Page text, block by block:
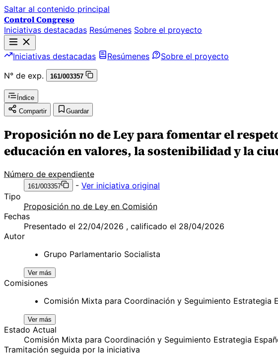
Saltar al contenido principal
Control Congreso
Iniciativas destacadas Resúmenes Sobre el proyecto
Iniciativas destacadas Resúmenes
Sobre el proyecto
N° de exp.
161/003357
Índice
Compartir
Guardar
Proposición no de Ley para fomentar el
educación en valores, la sostenibilidad y la
Número de expendiente
161/003357 - Ver iniciativa original
Tipo
Proposición no de Ley en Comisión
Fechas
Presentado el 22/04/2026 , calificado el 28/04/2026
Autor
Grupo Parlamentario Socialista
Ver más
Comisiones
Comisión Mixta para Coordinación y Seguimiento Estrategia
Ver más
Estado Actual
Comisión Mixta para Coordinación y Seguimiento Estrategia
Tramitación seguida por la iniciativa